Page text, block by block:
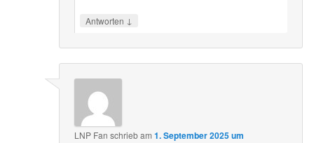
Antworten ↓
LNP Fan schriebam1. September 2025 um